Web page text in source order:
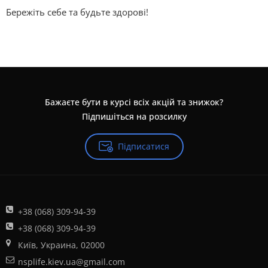
Бережіть себе та будьте здорові!
Бажаєте бути в курсі всіх акцій та знижок?
Підпишіться на розсилку
Підписатися
+38 (068) 309-94-39
+38 (068) 309-94-39
Київ, Украина, 02000
nsplife.kiev.ua@gmail.com